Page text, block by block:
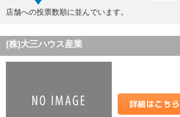
店舗への投票数順に並んでいます。
(株)大三ハウス産業